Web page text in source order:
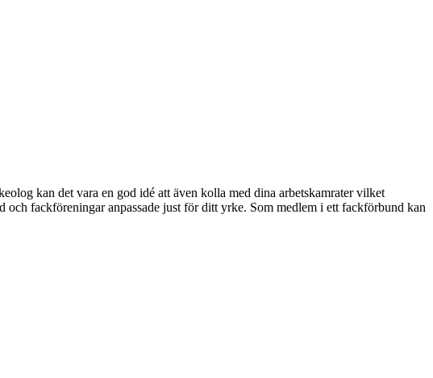
kan det vara en god idé att även kolla med dina arbetskamrater vilket
fackföreningar anpassade just för ditt yrke. Som medlem i ett fackförbund kan